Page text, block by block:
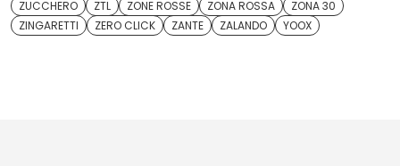
ZUCCHERO ZTL ZONE ROSSE ZONA ROSSA
ZONA 30
ZINGARETTI
ZERO CLICK ZANTE ZALANDO YOOX